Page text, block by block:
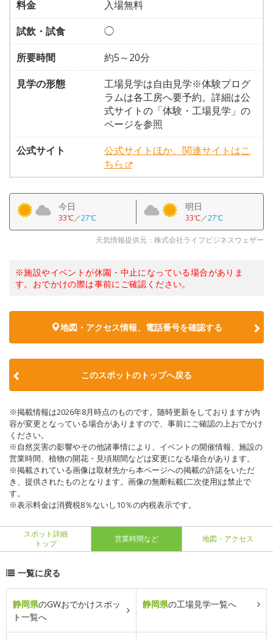
料金
入場無料
試飲・試食
◯
所要時間
約5～20分
見学の形態
工場見学は自由見学※体験プログ
ラムは各工房へ要予約。詳細は公
式サイトの「体験・工場見学」の
ページを参照
公式サイト
公式サイトほか、関連サイトはこ
ちら
今日
33℃／27℃
明日
33℃／27℃
天気情報提供元：株式会社ライフビジネスウェザー
※施設やイベントが休園・中止になっている場合がありま
す。おでかけの際は事前にご確認ください。
地図・アクセス情報、電話番号を確認する
このスポットのトップへ戻る
※掲載情報は2026年8月時点のものです。随時更新をしておりますが内
容が変更となっている場合がありますので、事前にご確認の上おでかけ
ください。
※自然災害の影響やその他諸事情により、イベントの開催情報、施設の
営業時間、植物の開花・見頃期間などは変更になる場合があります。
※掲載されている画像は取材先から本ページへの掲載の許諾をいただ
き、提供されたものとなります。画像の無断転載(二次使用)は禁止で
す。
※表示料金は消費税8％ないし10％の内税表示です。
スポット詳細
トップ
営業時間など 地図・アクセス
一覧に戻る
静岡県のGWおでかけスポッ
ト一覧へ
静岡県の工場見学一覧へ